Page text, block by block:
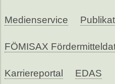
Medienservice
FÖMISAX
Karriereportal EDAS